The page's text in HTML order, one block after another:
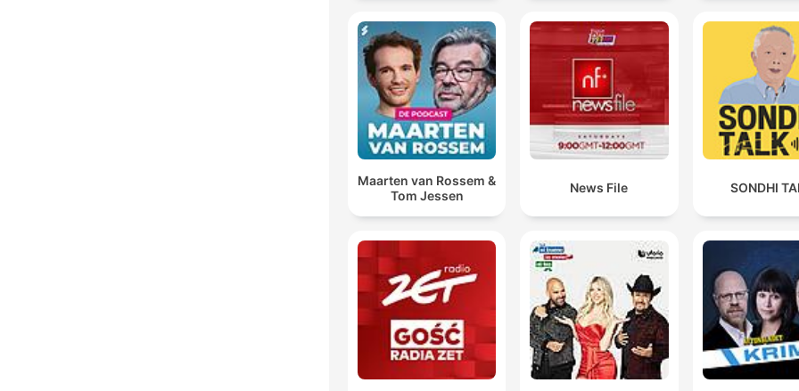
Maarten van Rossem &
Tom Jessen
News File SONDHI